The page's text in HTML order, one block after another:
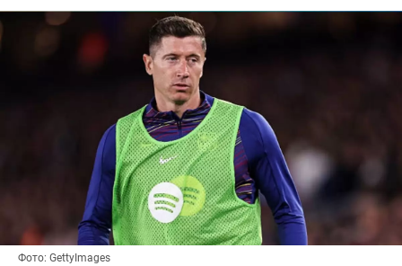
Фото: GettyImages